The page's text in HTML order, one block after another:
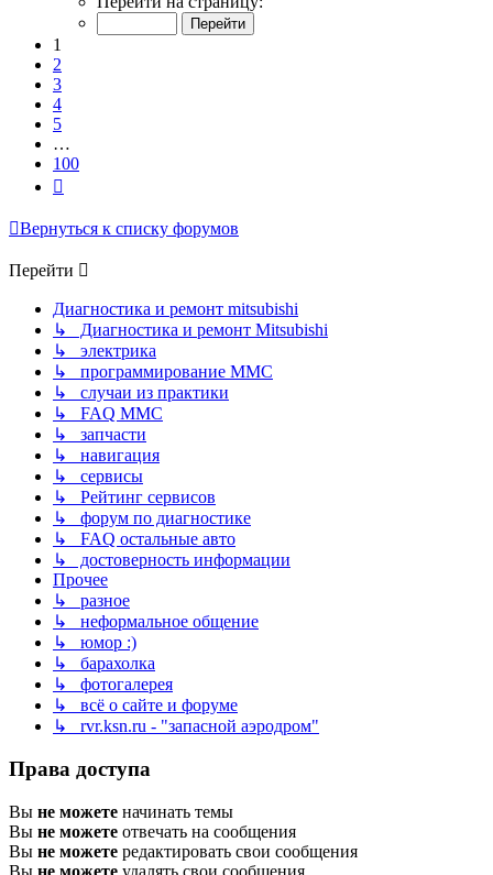
1
2
3
4
5
…
100
Вернуться к списку форумов
Перейти
Диагностика и ремонт mitsubishi
↳ Диагностика и ремонт Mitsubishi
↳ электрика
↳ программирование MMC
↳ случаи из практики
↳ FAQ MMC
↳ запчасти
↳ навигация
↳ сервисы
↳ Рейтинг сервисов
↳ форум по диагностике
↳ FAQ остальные авто
↳ достоверность информации
Прочее
↳ разное
↳ неформальное общение
↳ юмор :)
↳ барахолка
↳ фотогалерея
↳ всё о сайте и форуме
↳ rvr.ksn.ru - "запасной аэродром"
Права доступа
Вы не можете начинать темы
Вы не можете отвечать на сообщения
Вы не можете редактировать свои сообщения
Вы не можете удалять свои сообщения